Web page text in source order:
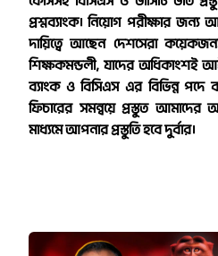
প্রশ্নব্যাংক। নিয়োগ পরীক্ষার জন্য
দায়িত্বে আছেন দেশসেরা
শিক্ষকমন্ডলী, যাদের অধিকাংশই
ব্যাংক ও বিসিএস এর বিভিন্ন পদে
ফিচারের সমন্বয়ে প্রস্তুত আমাদের
মাধ্যমে আপনার প্রস্তুতি হবে দুর্বার।